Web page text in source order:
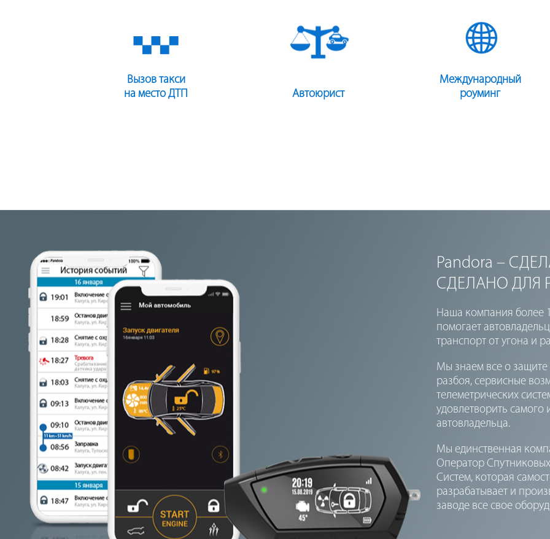
Вызов такси
на место ДТП
Автоюрист
Международный
роуминг
Pandora –
СДЕЛАНО ДЛЯ
Наша компания более
помогает
транспорт от угона и
Мы знаем все о защите
разбоя, сервисные
телеметрических
удовлетворить самого
автовладельца.
Мы единственная
Оператор
Систем, которая
разрабатывает и
заводе все свое